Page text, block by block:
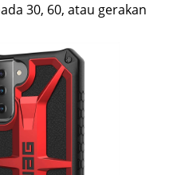
30, 60, atau gerakan